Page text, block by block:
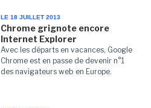
LE 18 JUILLET 2013
Chrome grignote encore
Internet Explorer
Avec les départs en vacances, Google
Chrome est en passe de devenir n°1
des navigateurs web en Europe.